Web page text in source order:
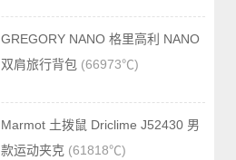
GREGORY NANO 格里高利 NANO
双肩旅行背包 (66973℃)
Marmot 土拨鼠 Driclime J52430 男
款运动夹克 (61818℃)